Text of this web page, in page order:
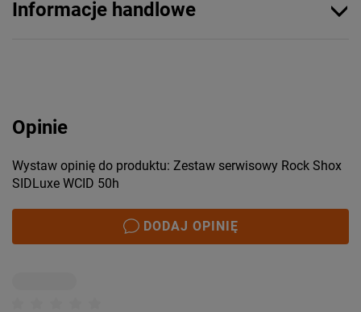
Informacje handlowe
Opinie
Wystaw opinię do produktu: Zestaw serwisowy Rock Shox
SIDLuxe WCID 50h
DODAJ OPINIĘ